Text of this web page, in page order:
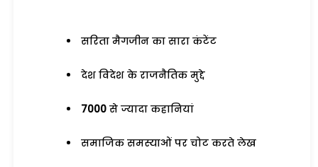
सरिता मैगजीन का सारा कंटेंट
देश विदेश के राजनैतिक मुद्दे
7000 से ज्यादा कहानियां
समाजिक समस्याओं पर चोट करते लेख